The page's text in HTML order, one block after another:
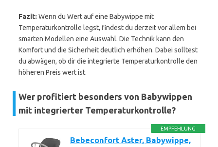
Fazit: Wenn du Wert auf eine Babywippe mit
Temperaturkontrolle legst, findest du derzeit vor allem bei
smarten Modellen eine Auswahl. Die Technik kann den
Komfort und die Sicherheit deutlich erhöhen. Dabei solltest
du abwägen, ob dir die integrierte Temperaturkontrolle den
höheren Preis wert ist.
Wer profitiert besonders von Babywippen
mit integrierter Temperaturkontrolle?
EMPFEHLUNG
Bebeconfort Aster, Babywippe,